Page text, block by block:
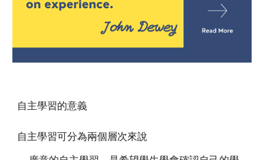
自主學習的意義
自主學習可分為兩個層次來說